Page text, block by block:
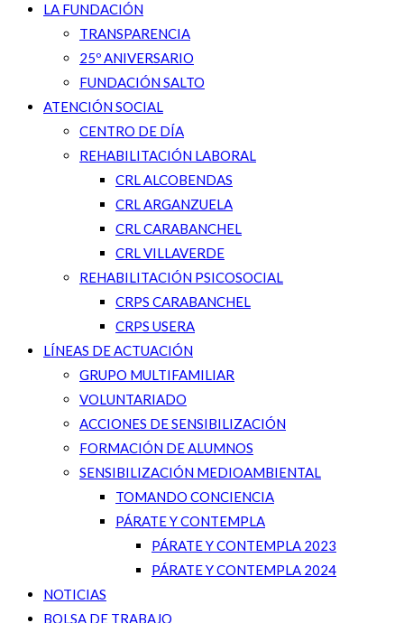
LA FUNDACIÓN
TRANSPARENCIA
25º ANIVERSARIO
FUNDACIÓN SALTO
ATENCIÓN SOCIAL
CENTRO DE DÍA
REHABILITACIÓN LABORAL
CRL ALCOBENDAS
CRL ARGANZUELA
CRL CARABANCHEL
CRL VILLAVERDE
REHABILITACIÓN PSICOSOCIAL
CRPS CARABANCHEL
CRPS USERA
LÍNEAS DE ACTUACIÓN
GRUPO MULTIFAMILIAR
VOLUNTARIADO
ACCIONES DE SENSIBILIZACIÓN
FORMACIÓN DE ALUMNOS
SENSIBILIZACIÓN MEDIOAMBIENTAL
TOMANDO CONCIENCIA
PÁRATE Y CONTEMPLA
PÁRATE Y CONTEMPLA 2023
PÁRATE Y CONTEMPLA 2024
NOTICIAS
BOLSA DE TRABAJO